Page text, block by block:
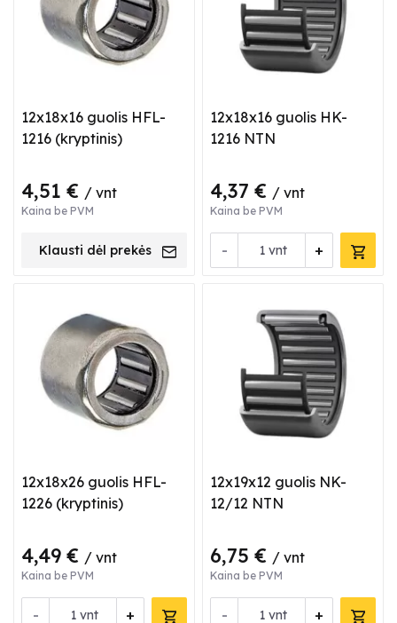
12x18x16 guolis HFL-
1216 (kryptinis)
4,51 € / vnt
Kaina be PVM
Klausti dėl prekės
12x18x16 guolis HK-
1216 NTN
4,37 € / vnt
Kaina be PVM
- +
vnt
12x18x26 guolis HFL-
1226 (kryptinis)
4,49 € / vnt
Kaina be PVM
- +
vnt
12x19x12 guolis NK-
12/12 NTN
6,75 € / vnt
Kaina be PVM
- +
vnt